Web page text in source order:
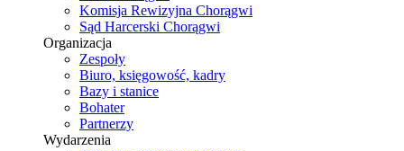
Komisja Rewizyjna Chorągwi
Sąd Harcerski Chorągwi
Organizacja
Zespoły
Biuro, księgowość, kadry
Bazy i stanice
Bohater
Partnerzy
Wydarzenia